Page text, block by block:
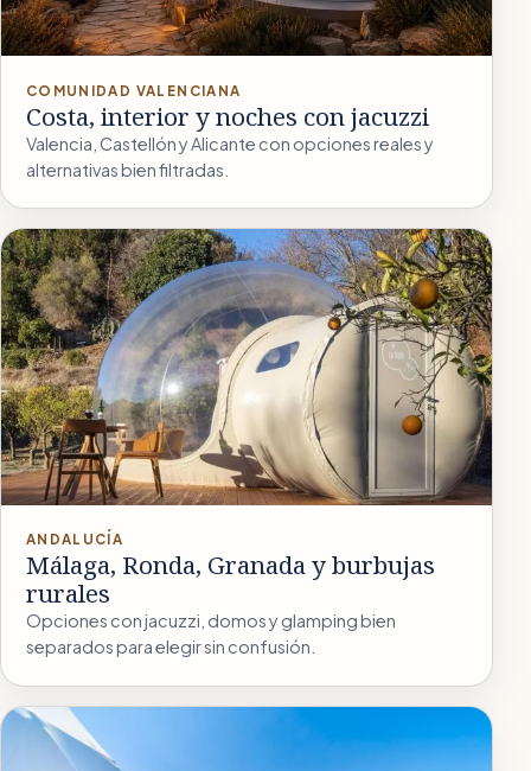
COMUNIDAD VALENCIANA
Costa, interior y noches con jacuzzi
Valencia, Castellón y Alicante con opciones reales y
alternativas bien filtradas.
ANDALUCÍA
Málaga, Ronda, Granada y burbujas
rurales
Opciones con jacuzzi, domos y glamping bien
separados para elegir sin confusión.